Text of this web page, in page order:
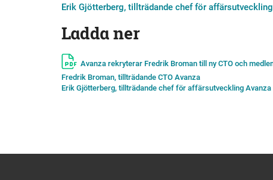
Erik Gjötterberg, tillträdande chef för
Ladda ner
Avanza rekryterar Fredrik Broman till ny CTO och
Fredrik Broman, tillträdande CTO Avanza
Erik Gjötterberg, tillträdande chef för affärsutveckling Avanza